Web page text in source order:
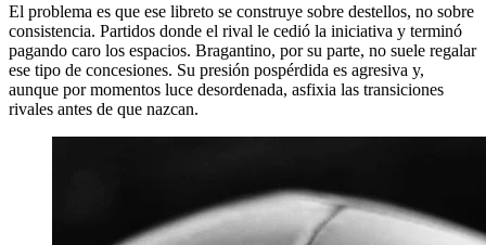
El problema es que ese libreto se construye sobre destellos, no sobre
consistencia. Partidos donde el rival le cedió la iniciativa y terminó
pagando caro los espacios. Bragantino, por su parte, no suele regalar
ese tipo de concesiones. Su presión pospérdida es agresiva y,
aunque por momentos luce desordenada, asfixia las transiciones
rivales antes de que nazcan.